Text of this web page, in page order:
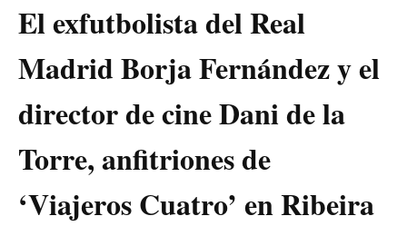
El exfutbolista del Real
Madrid Borja Fernández y el
director de cine Dani de la
Torre, anfitriones de
‘Viajeros Cuatro’ en Ribeira